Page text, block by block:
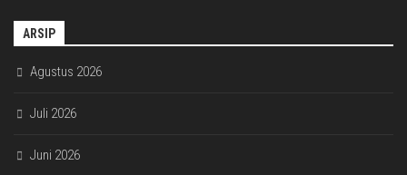
ARSIP
Agustus 2026
Juli 2026
Juni 2026